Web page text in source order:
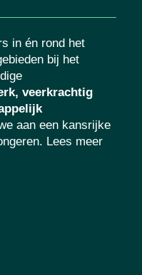
in én rond het
bij het
veerkrachtig
aan een kansrijke
Lees meer